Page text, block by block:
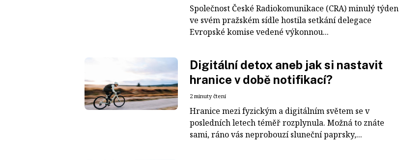
Společnost České Radiokomunikace (CRA) minulý týden
ve svém pražském sídle hostila setkání delegace
Evropské komise vedené výkonnou...
Digitální detox aneb jak si nastavit
hranice v době notifikací?
2 minuty čtení
Hranice mezi fyzickým a digitálním světem se v
posledních letech téměř rozplynula. Možná to znáte
sami, ráno vás neprobouzí sluneční paprsky,...